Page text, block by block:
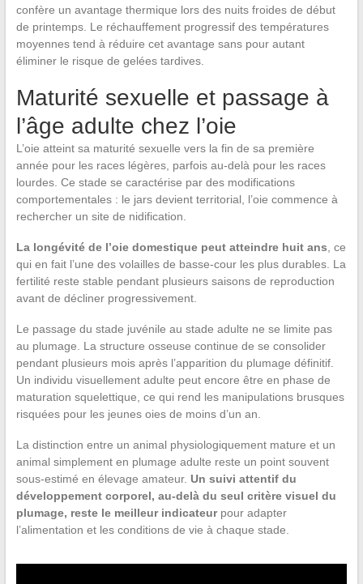
confère un avantage thermique lors des nuits froides de début
de printemps. Le réchauffement progressif des températures
moyennes tend à réduire cet avantage sans pour autant
éliminer le risque de gelées tardives.
Maturité sexuelle et passage à
l’âge adulte chez l’oie
L’oie atteint sa maturité sexuelle vers la fin de sa première
année pour les races légères, parfois au-delà pour les races
lourdes. Ce stade se caractérise par des modifications
comportementales : le jars devient territorial, l’oie commence à
rechercher un site de nidification.
La longévité de l’oie domestique peut atteindre huit ans , ce
qui en fait l’une des volailles de basse-cour les plus durables. La
fertilité reste stable pendant plusieurs saisons de reproduction
avant de décliner progressivement.
Le passage du stade juvénile au stade adulte ne se limite pas
au plumage. La structure osseuse continue de se consolider
pendant plusieurs mois après l’apparition du plumage définitif.
Un individu visuellement adulte peut encore être en phase de
maturation squelettique, ce qui rend les manipulations brusques
risquées pour les jeunes oies de moins d’un an.
La distinction entre un animal physiologiquement mature et un
animal simplement en plumage adulte reste un point souvent
sous-estimé en élevage amateur. Un suivi attentif du
développement corporel, au-delà du seul critère visuel du
plumage, reste le meilleur indicateurpour adapter
l’alimentation et les conditions de vie à chaque stade.